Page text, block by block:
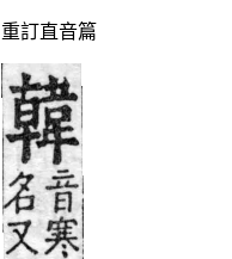
重訂直音篇